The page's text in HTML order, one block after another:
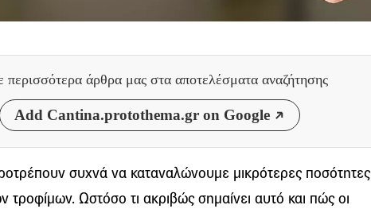
περισσότερα άρθρα μας στα αποτελέσματα αναζήτησης
Add Cantina.protothema.gr on Google
συχνά να καταναλώνουμε μικρότερες ποσότητες
τροφίμων. Ωστόσο τι ακριβώς σημαίνει αυτό και πώς οι